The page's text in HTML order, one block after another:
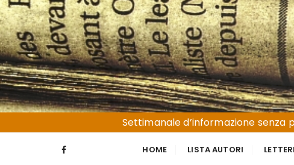
S
a
l
t
a
a
l
c
Trucioli
Liguria e Basso Piemonte
Settimanale d’informazione
HOME LISTA AUTORI